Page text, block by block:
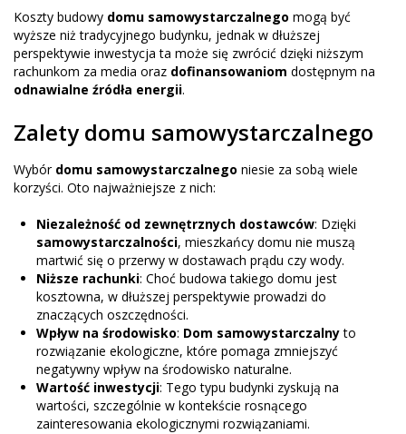
Koszty budowy domu samowystarczalnego mogą być
wyższe niż tradycyjnego budynku, jednak w dłuższej
perspektywie inwestycja ta może się zwrócić dzięki niższym
rachunkom za media oraz dofinansowaniom dostępnym na
odnawialne źródła energii.
Zalety domu samowystarczalnego
Wybór domu samowystarczalnego niesie za sobą wiele
korzyści. Oto najważniejsze z nich:
Niezależność od zewnętrznych dostawców: Dzięki
samowystarczalności, mieszkańcy domu nie muszą
martwić się o przerwy w dostawach prądu czy wody.
Niższe rachunki: Choć budowa takiego domu jest
kosztowna, w dłuższej perspektywie prowadzi do
znaczących oszczędności.
Wpływ na środowisko: Dom samowystarczalnyto
rozwiązanie ekologiczne, które pomaga zmniejszyć
negatywny wpływ na środowisko naturalne.
Wartość inwestycji: Tego typu budynki zyskują na
wartości, szczególnie w kontekście rosnącego
zainteresowania ekologicznymi rozwiązaniami.